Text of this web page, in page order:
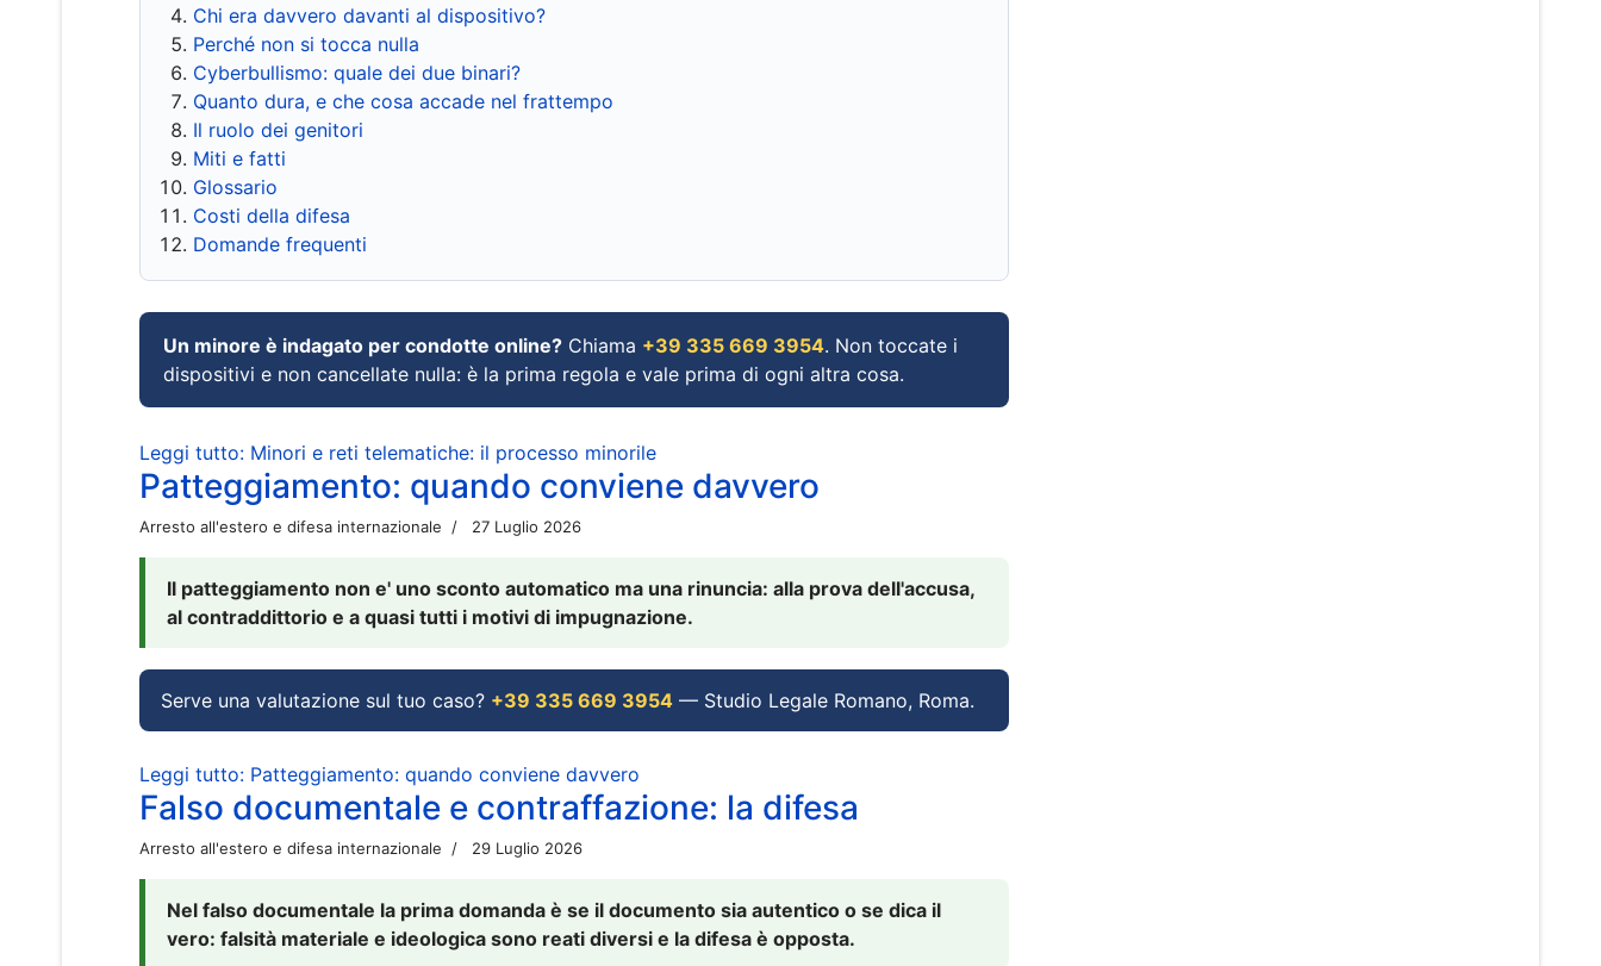
Chi era davvero davanti al dispositivo?
Perché non si tocca nulla
Cyberbullismo: quale dei due binari?
Quanto dura, e che cosa accade nel frattempo
Il ruolo dei genitori
Miti e fatti
Glossario
Costi della difesa
Domande frequenti
Un minore è indagato per condotte online? Chiama +39 335 669 3954. Non toccate i
dispositivi e non cancellate nulla: è la prima regola e vale prima di ogni altra cosa.
Leggi tutto: Minori e reti telematiche: il processo minorile
Patteggiamento: quando conviene davvero
Arresto all'estero e difesa internazionale 27 Luglio 2026
Il patteggiamento non e' uno sconto automatico ma una rinuncia: alla prova dell'accusa,
al contraddittorio e a quasi tutti i motivi di impugnazione.
Serve una valutazione sul tuo caso? +39 335 669 3954 — Studio Legale Romano, Roma.
Leggi tutto: Patteggiamento: quando conviene davvero
Falso documentale e contraffazione: la difesa
Arresto all'estero e difesa internazionale 29 Luglio 2026
Nel falso documentale la prima domanda è se il documento sia autentico o se dica il
vero: falsità materiale e ideologica sono reati diversi e la difesa è opposta.